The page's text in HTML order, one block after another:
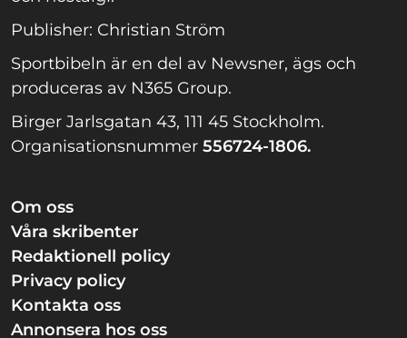
Publisher: Christian Ström
Sportbibeln är en del av Newsner, ägs och
produceras av N365 Group.
Birger Jarlsgatan 43, 111 45 Stockholm.
Organisationsnummer 556724-1806.
Om oss
Våra skribenter
Redaktionell policy
Privacy policy
Kontakta oss
Annonsera hos oss